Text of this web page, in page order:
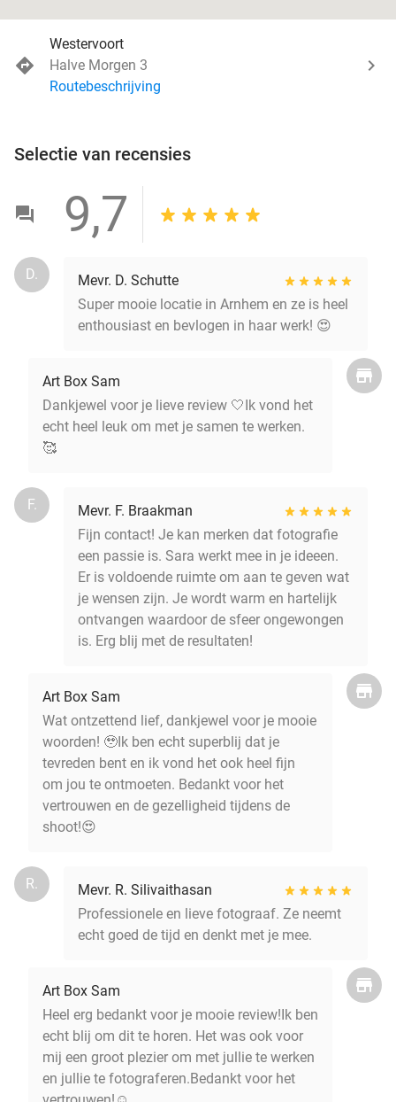
Westervoort
Halve Morgen 3
Routebeschrijving
Selectie van recensies
9,7
D.
Mevr. D. Schutte
Super mooie locatie in Arnhem en ze is heel
enthousiast en bevlogen in haar werk! 😍
Art Box Sam
Dankjewel voor je lieve review 🤍Ik vond het
echt heel leuk om met je samen te werken.
🥰
F.
Mevr. F. Braakman
Fijn contact! Je kan merken dat fotografie
een passie is. Sara werkt mee in je ideeen.
Er is voldoende ruimte om aan te geven wat
je wensen zijn. Je wordt warm en hartelijk
ontvangen waardoor de sfeer ongewongen
is. Erg blij met de resultaten!
Art Box Sam
Wat ontzettend lief, dankjewel voor je mooie
woorden! 🥹Ik ben echt superblij dat je
tevreden bent en ik vond het ook heel fijn
om jou te ontmoeten. Bedankt voor het
vertrouwen en de gezelligheid tijdens de
shoot!😍
R.
Mevr. R. Silivaithasan
Professionele en lieve fotograaf. Ze neemt
echt goed de tijd en denkt met je mee.
Art Box Sam
Heel erg bedankt voor je mooie review!Ik ben
echt blij om dit te horen. Het was ook voor
mij een groot plezier om met jullie te werken
en jullie te fotograferen.Bedankt voor het